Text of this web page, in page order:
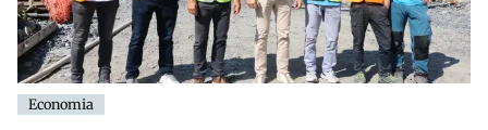
Economia